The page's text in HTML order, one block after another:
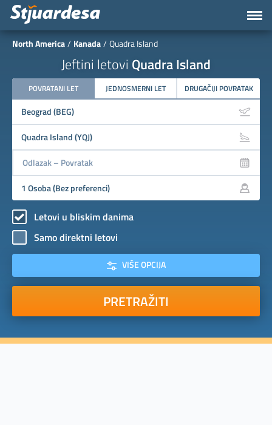
North America Kanada Quadra Island
Jeftini letovi Quadra Island
POVRATANI LET JEDNOSMERNI LET DRUGAČIJI POVRATAK
Letovi u bliskim danima
Samo direktni letovi
VIŠE OPCIJA
PRETRAŽITI